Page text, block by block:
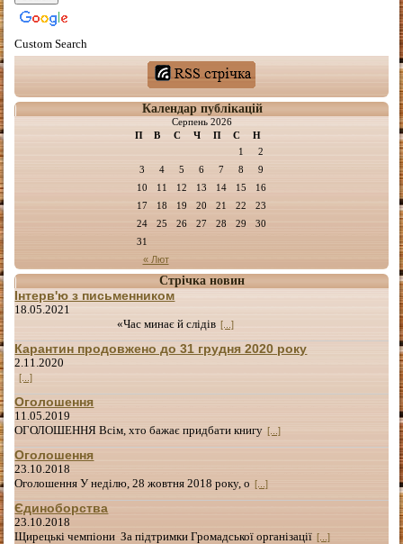
Custom Search
Календар публікацій
Серпень 2026
П
В С Ч П С Н
« Лют
1
2
3
4 5 6 7 8
9
10
11 12 13 14 15
16
17
18 19 20 21 22
23
24
25 26 27 28 29
30
31
Стрічка новин
Інтерв'ю з письменником
18.05.2021
«Час минає й слідів [...]
Карантин продовжено до 31 грудня 2020 року
2.11.2020
[...]
Оголошення
11.05.2019
ОГОЛОШЕННЯ Всім, хто бажає придбати книгу [...]
Оголошення
23.10.2018
Оголошення У неділю, 28 жовтня 2018 року, о [...]
Єдиноборства
23.10.2018
Щирецькі чемпіони За підтримки Громадської організації [...]